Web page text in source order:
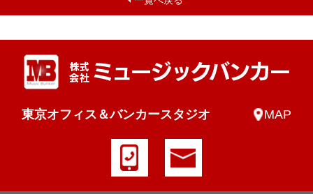
東京オフィス＆バンカースタジオ MAP